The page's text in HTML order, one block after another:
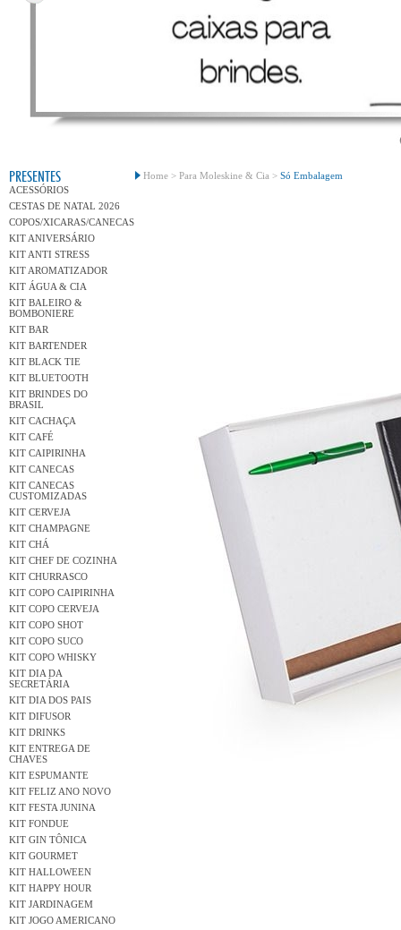
PRESENTES
ACESSÓRIOS
CESTAS DE NATAL 2026
COPOS/XICARAS/CANECAS
KIT ANIVERSÁRIO
KIT ANTI STRESS
KIT AROMATIZADOR
KIT ÁGUA & CIA
KIT BALEIRO &
BOMBONIERE
KIT BAR
KIT BARTENDER
KIT BLACK TIE
KIT BLUETOOTH
KIT BRINDES DO
BRASIL
KIT CACHAÇA
KIT CAFÉ
KIT CAIPIRINHA
KIT CANECAS
KIT CANECAS
CUSTOMIZADAS
KIT CERVEJA
KIT CHAMPAGNE
KIT CHÁ
KIT CHEF DE COZINHA
KIT CHURRASCO
KIT COPO CAIPIRINHA
KIT COPO CERVEJA
KIT COPO SHOT
KIT COPO SUCO
KIT COPO WHISKY
KIT DIA DA
SECRETÁRIA
KIT DIA DOS PAIS
KIT DIFUSOR
KIT DRINKS
KIT ENTREGA DE
CHAVES
KIT ESPUMANTE
KIT FELIZ ANO NOVO
KIT FESTA JUNINA
KIT FONDUE
KIT GIN TÔNICA
KIT GOURMET
KIT HALLOWEEN
KIT HAPPY HOUR
KIT JARDINAGEM
KIT JOGO AMERICANO
Home > Para Moleskine & Cia > Só Embalagem